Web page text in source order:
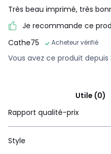
Très beau imprimé, très
Je recommande ce
Cathe75
Acheteur vérifié
Vous avez ce produit depuis
Utile (0)
Rapport qualité-prix
Style